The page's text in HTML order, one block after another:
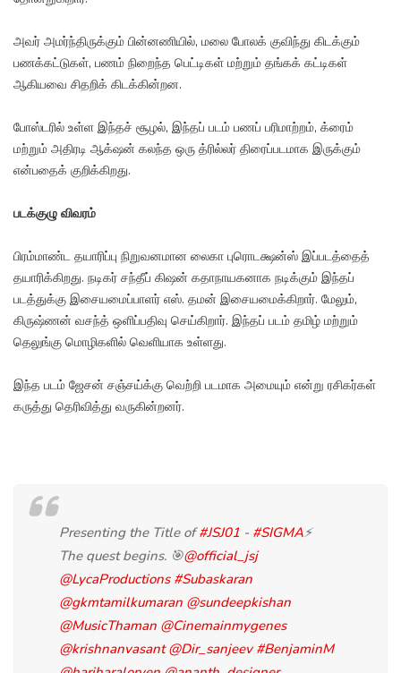
அவர் அமர்ந்திருக்கும் பின்னணியில், மலை போலக் குவிந்து கிடக்கும்
பணக்கட்டுகள், பணம் நிறைந்த பெட்டிகள் மற்றும் தங்கக் கட்டிகள்
ஆகியவை சிதறிக் கிடக்கின்றன.
போஸ்டரில் உள்ள இந்தச் சூழல், இந்தப் படம் பணப் பரிமாற்றம், க்ரைம்
மற்றும் அதிரடி ஆக்‌ஷன் கலந்த ஒரு த்ரில்லர் திரைப்படமாக இருக்கும்
என்பதைக் குறிக்கிறது.
படக்குழு விவரம்
பிரம்மாண்ட தயாரிப்பு நிறுவனமான லைகா புரொடக்ஷன்ஸ் இப்படத்தைத்
தயாரிக்கிறது. நடிகர் சந்தீப் கிஷன் கதாநாயகனாக நடிக்கும் இந்தப்
படத்துக்கு இசையமைப்பாளர் எஸ். தமன் இசையமைக்கிறார். மேலும்,
கிருஷ்ணன் வசந்த் ஒளிப்பதிவு செய்கிறார். இந்தப் படம் தமிழ் மற்றும்
தெலுங்கு மொழிகளில் வெளியாக உள்ளது.
இந்த படம் ஜேசன் சஞ்சய்க்கு வெற்றி படமாக அமையும் என்று ரசிகர்கள்
கருத்து தெரிவித்து வருகின்றனர்.
Presenting the Title of#JSJ01 - #SIGMA⚡
The quest begins. 🎯@official_jsj
@LycaProductions #Subaskaran
@gkmtamilkumaran @sundeepkishan
@MusicThaman @Cinemainmygenes
@krishnanvasant @Dir_sanjeev #BenjaminM